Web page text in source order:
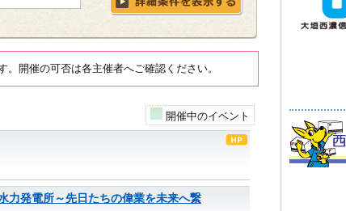
開催の可否は各主催者へご確認ください。
開催中のイベント
力発電所～先日たちの偉業を未来へ繋